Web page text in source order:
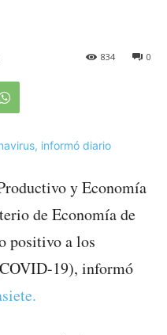
0
834
y Economía
de Economía de
positivo a los
19), informó